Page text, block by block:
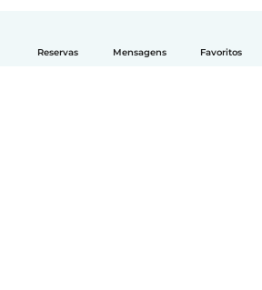
Reservas Mensagens Favoritos